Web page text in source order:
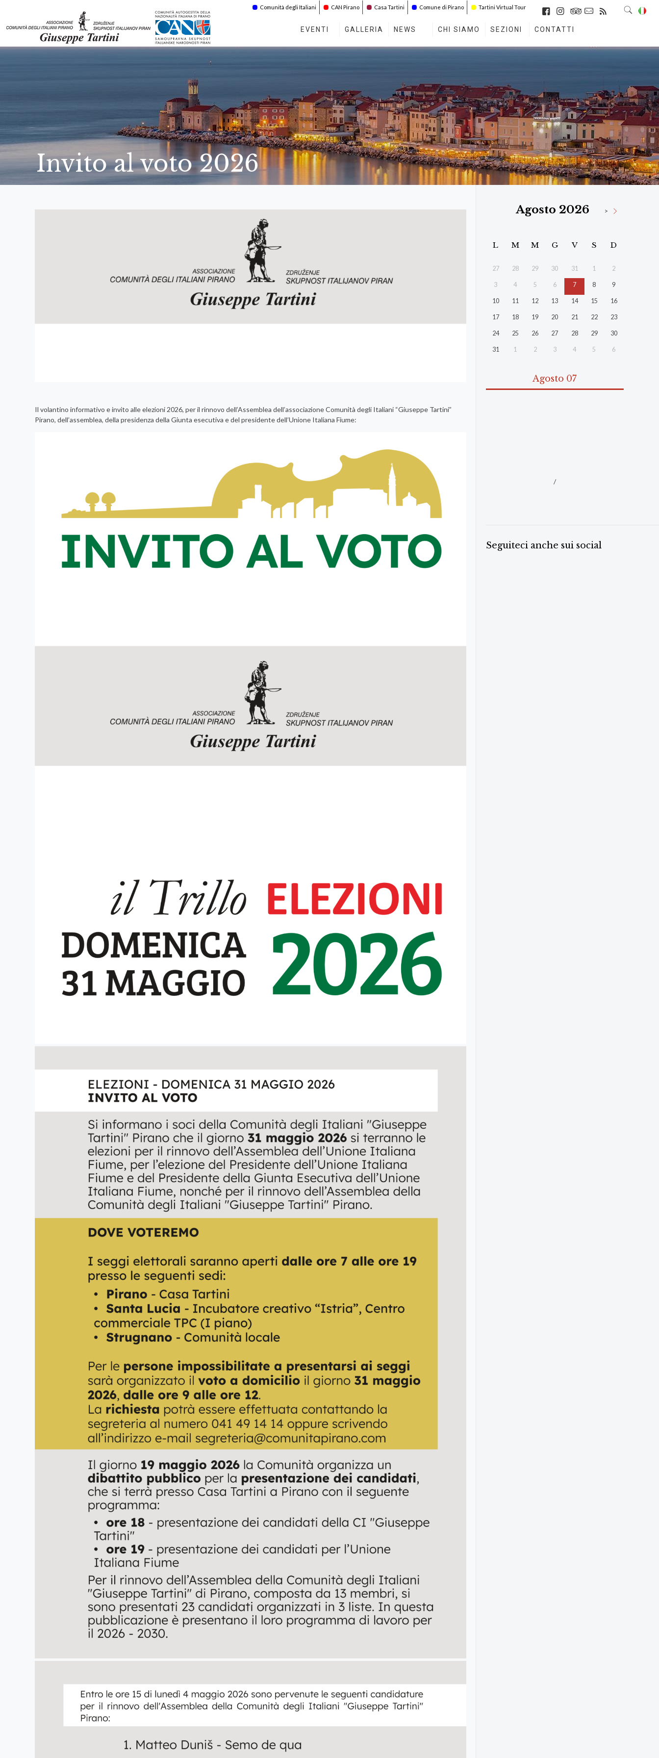
Comunità degli Italiani CAN Pirano Casa Tartini Comune di Pirano Tartini Virtual Tour
EVENTI GALLERIA NEWS CHI SIAMO SEZIONI CONTATTI
Invito al voto 2026
Il volantino informativo e invito alle elezioni 2026, per il rinnovo dell’Assemblea dell’associazione Comunità degli Italiani “Giuseppe Tartini”
Pirano, dell’assemblea, della presidenza della Giunta esecutiva e del presidente dell’Unione Italiana Fiume:
Agosto 2026 >
L M M G V S D
27 28 29 30 31 1 2
3 4 5 6 7 8 9
10 11 12 13 14 15 16
17 18 19 20 21 22 23
24 25 26 27 28 29 30
31 1 2 3 4 5 6
Agosto 07
/
Seguiteci anche sui social